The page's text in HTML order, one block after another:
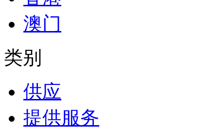
澳门
类别
供应
提供服务